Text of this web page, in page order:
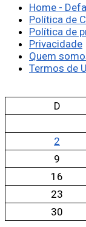
Home -
Política de
Política de
Privacidade
Quem
Termos de
D
2
9
16
23
30